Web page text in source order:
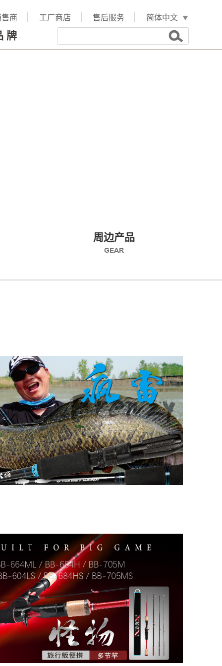
牌
商 工厂商店 售后服务
周边产品
GEAR